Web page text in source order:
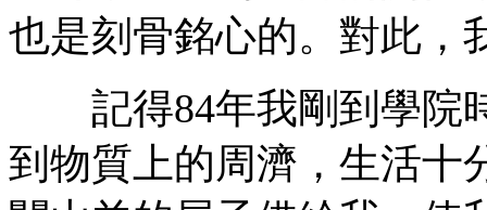
也是刻骨銘心的。對此，
記得84年我剛到學院
到物質上的周濟，生活十